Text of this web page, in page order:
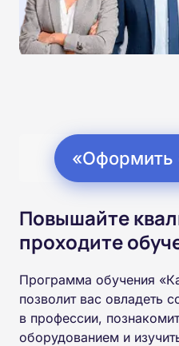
«Оформить
Повышайте
проходите
Программа обучения
позволит вас овладеть
в профессии,
оборудованием и